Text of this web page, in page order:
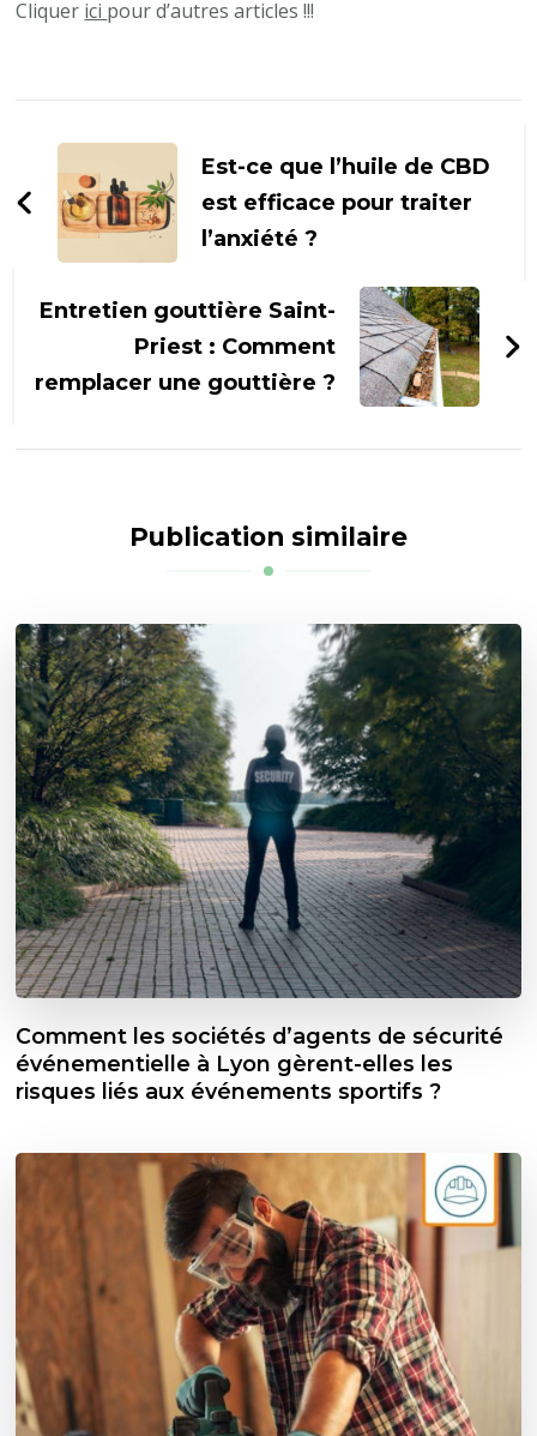
Cliquer ici pour d’autres articles !!!
d'article
Est-ce que l’huile de CBD
est efficace pour traiter
l’anxiété ?
Entretien gouttière Saint-
Priest : Comment
remplacer une gouttière ?
Publication similaire
Comment les sociétés d’agents de sécurité
événementielle à Lyon gèrent-elles les
risques liés aux événements sportifs ?